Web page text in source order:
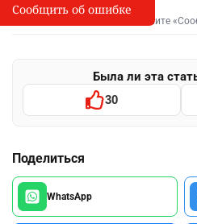
I
Сообщить об опечатке
Выделите фрагмент и нажмите
Была ли эта
30
Поделиться
WhatsApp
Сообщить об ошибке